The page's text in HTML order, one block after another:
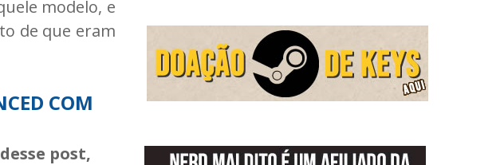
modelo, e
de que eram
COM
post,